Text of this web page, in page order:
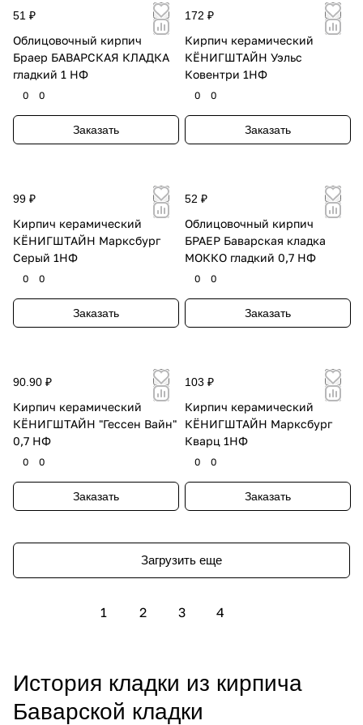
51 ₽
Облицовочный кирпич
Браер БАВАРСКАЯ КЛАДКА
гладкий 1 НФ
0 0
Заказать
172 ₽
Кирпич керамический
КЁНИГШТАЙН Уэльс
Ковентри 1НФ
0 0
Заказать
99 ₽
Кирпич керамический
КЁНИГШТАЙН Марксбург
Серый 1НФ
0 0
Заказать
52 ₽
Облицовочный кирпич
БРАЕР Баварская кладка
МОККО гладкий 0,7 НФ
0 0
Заказать
90.90 ₽
Кирпич керамический
КЁНИГШТАЙН "Гессен Вайн"
0,7 НФ
0 0
Заказать
103 ₽
Кирпич керамический
КЁНИГШТАЙН Марксбург
Кварц 1НФ
0 0
Заказать
Загрузить еще
1 2 3 4
История кладки из кирпича
Баварской кладки